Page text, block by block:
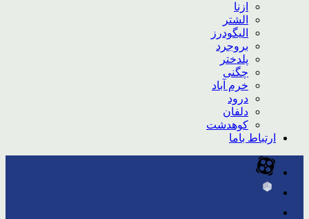
ازنا
الشتر
الیگودرز
بروجرد
پلدختر
چگنی
خرم آباد
درود
دلفان
کوهدشت
ارتباط باما